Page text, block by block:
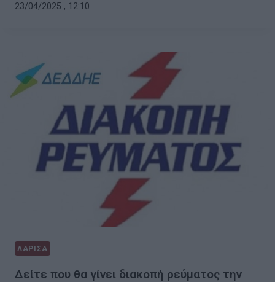
23/04/2025 , 12:10
ΛΑΡΙΣΑ
Δείτε που θα γίνει διακοπή ρεύματος την